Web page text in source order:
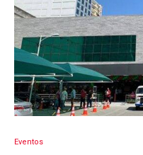
Eventos